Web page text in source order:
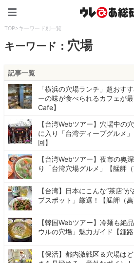
TOP>キーワード別一覧
キーワード： 穴場
記事一覧
「横浜の穴場ランチ」超おす
ーの味が食べられるカフェが
Cafe】
【台湾Webツアー】穴場中の
に入り「台湾ディープグルメ
回】
【台湾Webツアー】夜市の奥
り「台湾穴場グルメ」【艋舺
【台湾】日本にこんな“茶店”
プスポット」厳選！【艋舺（萬
【韓国Webツアー】冷麺も絶
ウルの穴場」魅力ガイド【鍾路
【保活】都内激戦区＆穴場は